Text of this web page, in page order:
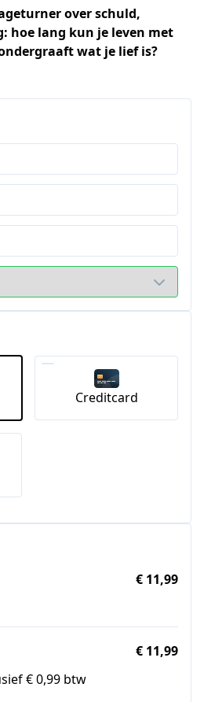
over schuld,
hoe lang kun je leven met
wat je lief is?
Creditcard
€ 11,99
€ 11,99
€ 0,99 btw